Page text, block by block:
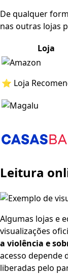
De qualquer
nas outras lojas
Loja
⭐ Loja
Leitura
Algumas lojas e
visualizações
a violência e
acesso depende
liberadas pelo